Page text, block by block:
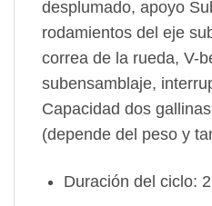
desplumado, apoyo
rodamientos del eje
correa de la rueda, V-
subensamblaje,
Capacidad dos
(depende del peso y
Duración del ciclo: